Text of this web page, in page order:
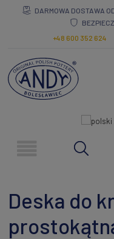
DARMOWA DOSTAWA
+48 600 352 624
Deska do